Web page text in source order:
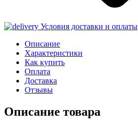
Условия доставки и оплаты
Описание
Характеристики
Как купить
Оплата
Доставка
Отзывы
Описание товара